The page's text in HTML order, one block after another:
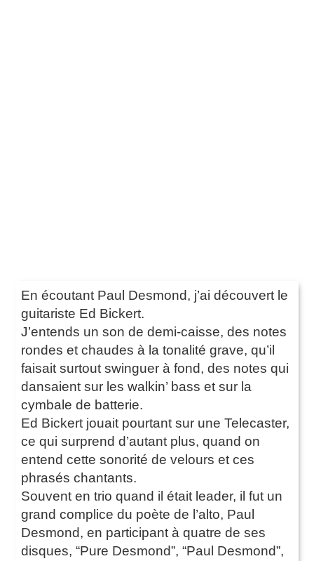
En écoutant Paul Desmond, j’ai découvert le
guitariste Ed Bickert.
J’entends un son de demi-caisse, des notes
rondes et chaudes à la tonalité grave, qu’il
faisait surtout swinguer à fond, des notes qui
dansaient sur les walkin’ bass et sur la
cymbale de batterie.
Ed Bickert jouait pourtant sur une Telecaster,
ce qui surprend d’autant plus, quand on
entend cette sonorité de velours et ces
phrasés chantants.
Souvent en trio quand il était leader, il fut un
grand complice du poète de l’alto, Paul
Desmond, en participant à quatre de ses
disques, “Pure Desmond”, “Paul Desmond”,